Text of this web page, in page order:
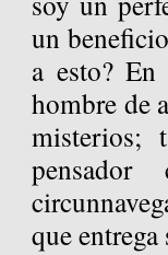
un
a esto?
hombre de
misterios;
que